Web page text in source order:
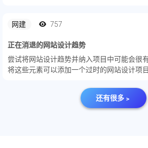
等，了...
网建 757
正在消退的网站设计趋势
尝试将网站设计趋势并纳入项目中可能会很
将这些元素可以添加一个过时的网站设计项
还有很多﹥